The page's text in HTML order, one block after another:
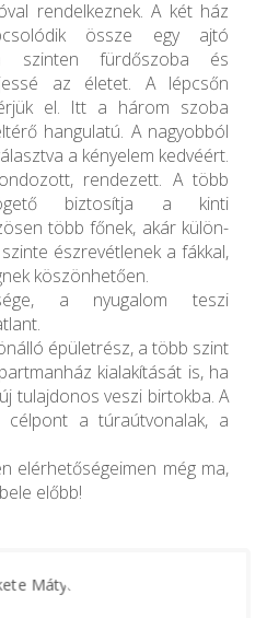
rendelkeznek. A két ház
össze egy ajtó
szinten fürdőszoba és
az életet. A lépcsőn
el. Itt a három szoba
hangulatú. A nagyobból
a kényelem kedvéért.
rendezett. A több
biztosítja a kinti
több főnek, akár külön-
észrevétlenek a fákkal,
köszönhetően.
a nyugalom teszi
épületrész, a több szint
kialakítását is, ha
tulajdonos veszi birtokba. A
célpont a túraútvonalak, a
elérhetőségeimen még ma,
előbb!